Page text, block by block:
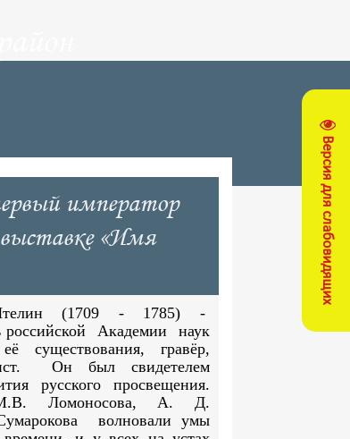
Версия для слабовидящих
император
«Имя
(1709 - 1785) -
российской Академии наук
существования, гравёр,
Он был свидетелем
русского просвещения.
Ломоносова, А. Д.
волновали умы